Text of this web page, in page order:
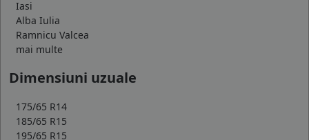
Iasi
Alba Iulia
Ramnicu Valcea
mai multe
Dimensiuni uzuale
175/65 R14
185/65 R15
195/65 R15